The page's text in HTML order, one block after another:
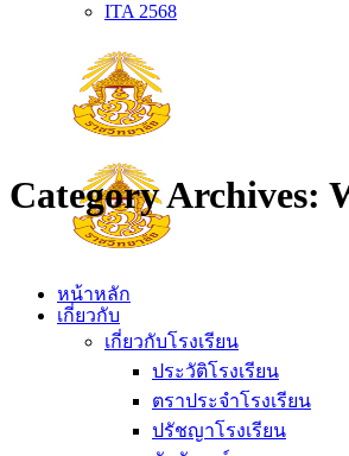
ITA 2568
หน้าหลัก
เกี่ยวกับ
เกี่ยวกับโรงเรียน
ประวัติโรงเรียน
ตราประจำโรงเรียน
ปรัชญาโรงเรียน
Category Archives: